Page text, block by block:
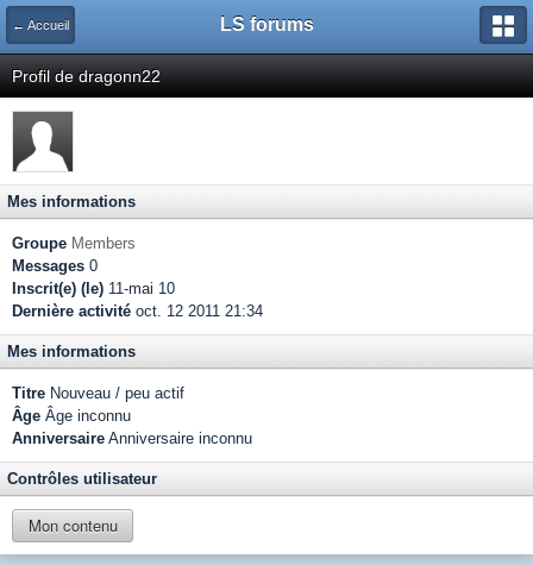
← Accueil LS forums
Profil de dragonn22
Mes informations
Groupe Members
Messages 0
Inscrit(e) (le) 11-mai 10
Dernière activité oct. 12 2011 21:34
Mes informations
Titre Nouveau / peu actif
Âge Âge inconnu
Anniversaire Anniversaire inconnu
Contrôles utilisateur
Mon contenu